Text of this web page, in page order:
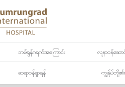
ဘမ်ရွန်ဂရက်အကြောင်း လူနာဝန်ဆော
ဆရာဝန်ရှာရန် ကျွန်ုပ်တို့၏